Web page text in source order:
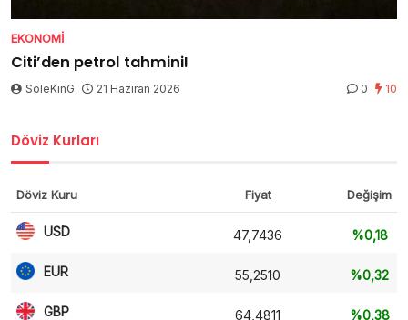
EKONOMI
Citi’den petrol tahmini!
SoleKinG 21 Haziran 2026 0 10
Döviz Kurları
Döviz Kuru Fiyat Değişim
USD 47,7436 %0,18
EUR 55,2510 %0,32
GBP 64,4811 %0,38